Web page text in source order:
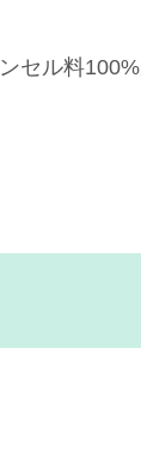
セル料100%